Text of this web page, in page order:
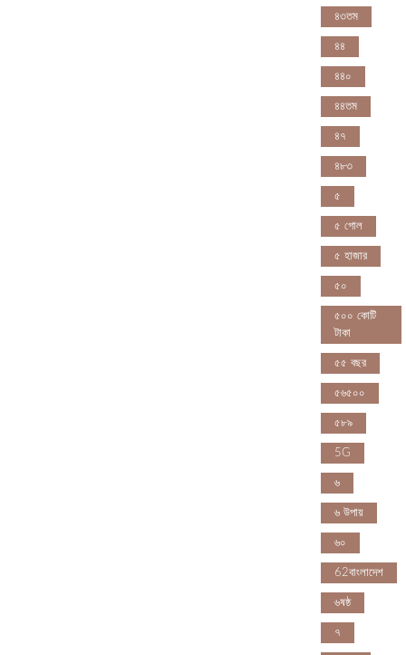
৪৩তম
৪৪
৪৪০
৪৪তম
৪৭
৪৮৩
৫
৫ গোল
৫ হাজার
৫০
৫০০ কোটি
টাকা
৫৫ বছর
৫৬৫০০
৫৮৯
5G
৬
৬ উপায়
৬০
62বাংলাদেশ
৬ষষ্ঠ
৭